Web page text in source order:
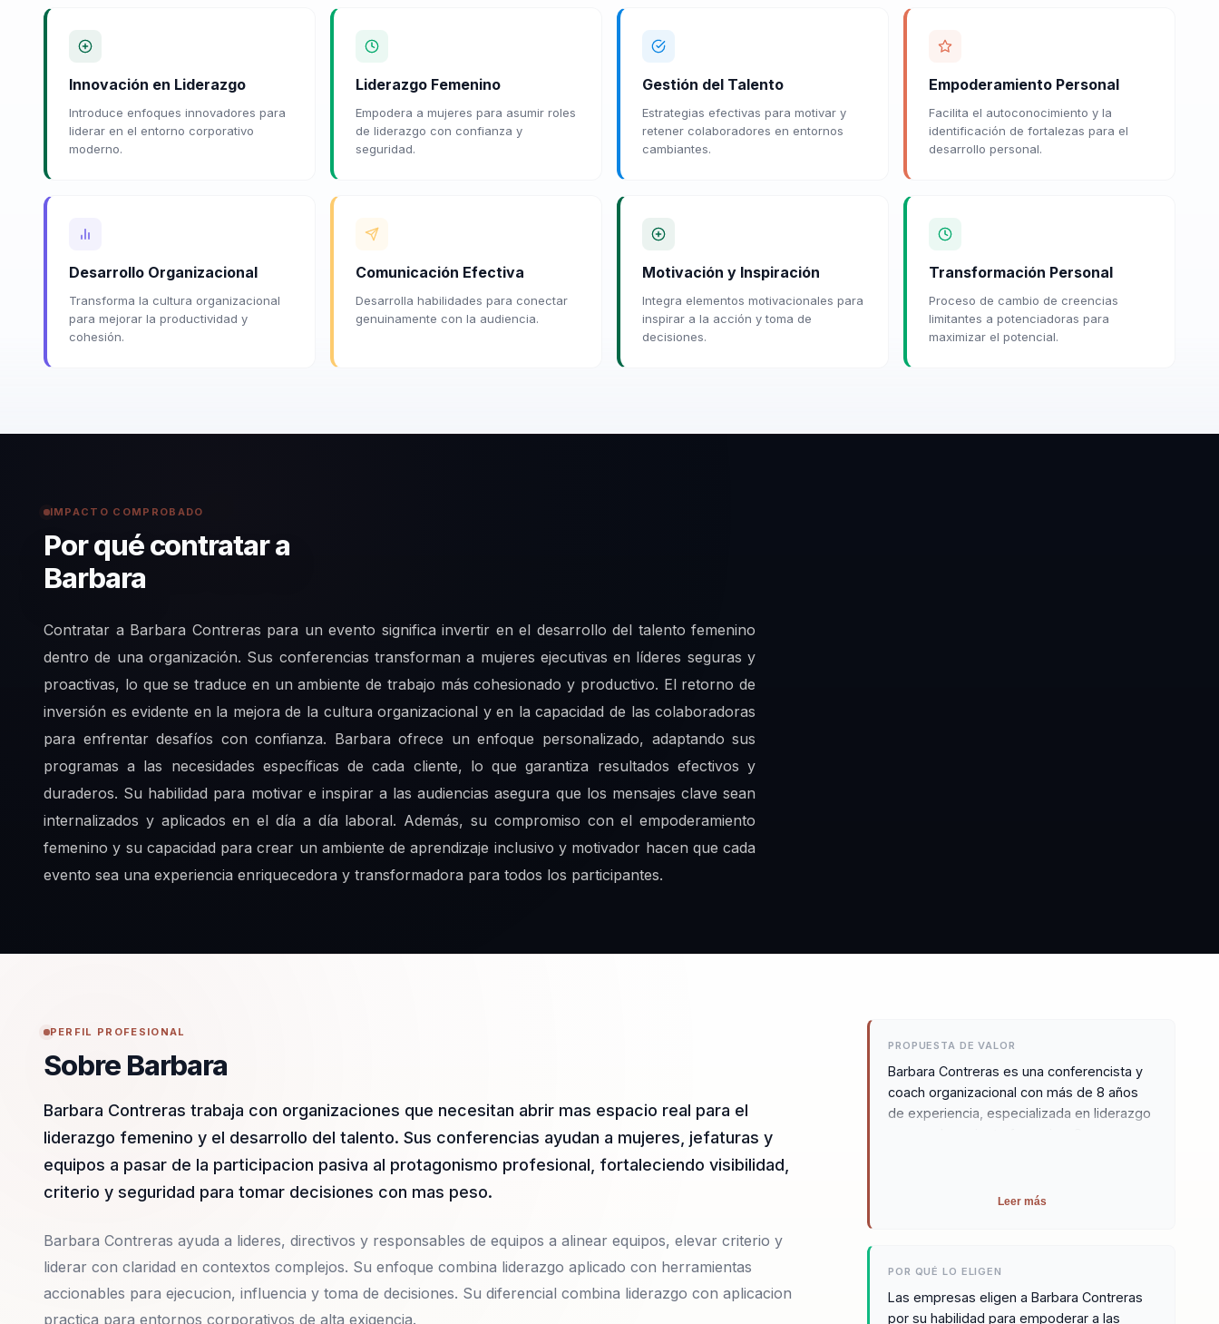
Innovación en Liderazgo
Introduce enfoques innovadores para
liderar en el entorno corporativo
moderno.
Liderazgo Femenino
Empodera a mujeres para asumir roles
de liderazgo con confianza y
seguridad.
Gestión del Talento
Estrategias efectivas para motivar y
retener colaboradores en entornos
cambiantes.
Empoderamiento Personal
Facilita el autoconocimiento y la
identificación de fortalezas para el
desarrollo personal.
Desarrollo Organizacional
Transforma la cultura organizacional
para mejorar la productividad y
cohesión.
Comunicación Efectiva
Desarrolla habilidades para conectar
genuinamente con la audiencia.
Motivación y Inspiración
Integra elementos motivacionales para
inspirar a la acción y toma de
decisiones.
Transformación Personal
Proceso de cambio de creencias
limitantes a potenciadoras para
maximizar el potencial.
IMPACTO COMPROBADO
Por qué contratar a
Barbara
Contratar a Barbara Contreras para un evento significa invertir en el desarrollo del talento femenino
dentro de una organización. Sus conferencias transforman a mujeres ejecutivas en líderes seguras y
proactivas, lo que se traduce en un ambiente de trabajo más cohesionado y productivo. El retorno de
inversión es evidente en la mejora de la cultura organizacional y en la capacidad de las colaboradoras
para enfrentar desafíos con confianza. Barbara ofrece un enfoque personalizado, adaptando sus
programas a las necesidades específicas de cada cliente, lo que garantiza resultados efectivos y
duraderos. Su habilidad para motivar e inspirar a las audiencias asegura que los mensajes clave sean
internalizados y aplicados en el día a día laboral. Además, su compromiso con el empoderamiento
femenino y su capacidad para crear un ambiente de aprendizaje inclusivo y motivador hacen que cada
evento sea una experiencia enriquecedora y transformadora para todos los participantes.
PERFIL PROFESIONAL
Sobre Barbara
Barbara Contreras trabaja con organizaciones que necesitan abrir mas espacio real para el
liderazgo femenino y el desarrollo del talento. Sus conferencias ayudan a mujeres, jefaturas y
equipos a pasar de la participacion pasiva al protagonismo profesional, fortaleciendo visibilidad,
criterio y seguridad para tomar decisiones con mas peso.
Barbara Contreras ayuda a lideres, directivos y responsables de equipos a alinear equipos, elevar criterio y
liderar con claridad en contextos complejos. Su enfoque combina liderazgo aplicado con herramientas
accionables para ejecucion, influencia y toma de decisiones. Su diferencial combina liderazgo con aplicacion
practica para entornos corporativos de alta exigencia.
PROPUESTA DE VALOR
Barbara Contreras es una conferencista y
coach organizacional con más de 8 años
de experiencia, especializada en liderazgo
seguras y proactivas dentro de sus
necesidades específicas de cada grupo,
asegurando que las participantes no solo
Leer más
POR QUÉ LO ELIGEN
Las empresas eligen a Barbara Contreras
por su habilidad para empoderar a las